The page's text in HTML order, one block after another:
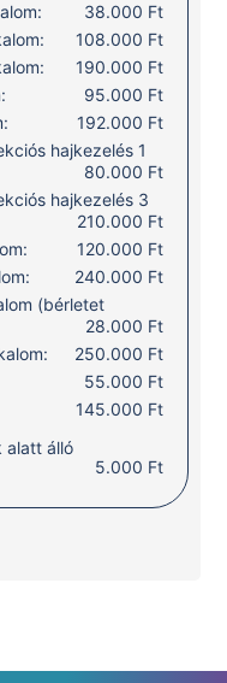
38.000 Ft
108.000 Ft
190.000 Ft
95.000 Ft
192.000 Ft
hajkezelés 1
80.000 Ft
hajkezelés 3
210.000 Ft
120.000 Ft
240.000 Ft
(bérletet
28.000 Ft
250.000 Ft
55.000 Ft
145.000 Ft
alatt álló
5.000 Ft